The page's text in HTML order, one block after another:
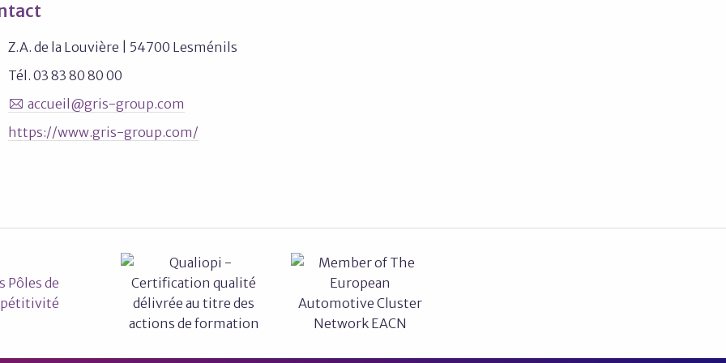
Z.A. de la Louvière | 54700 Lesménils
Tél. 03 83 80 80 00
accueil@gris-group.com
https://www.gris-group.com/